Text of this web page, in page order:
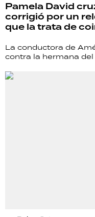
Pamela David
corrigió por un
que la trata de
La conductora de
contra la hermana